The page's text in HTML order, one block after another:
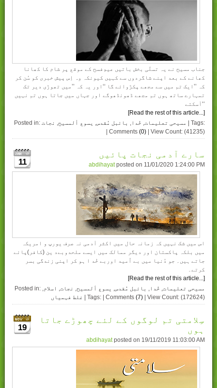
جناب مسیح نے يہ تسلّی بخش باتيں عيدِفسح کے موقع پر شام کا کھانا
کھانے کے بعد اپنے شاگردوں سے کہيں کيونکہ وہ اِس پيش خبری کو سُن کر
کہ ’’ايک تم ميں سے مجھے پکڑوائے گا ‘‘اور يہ کہ ’’ميں تھوڑی دير تک
تمہارے ساتھ ہوں تم مجھے ڈھونڈھوگے اور جہاں ميں جاتا ہوں تم نہيں
آسکتے‘‘
[Read the rest of this article...]
Posted in:
مسیحی تعلیمات, خُدا , بائبل مُقدس, یسوع ألمسیح, نجات
| Tags:
| Comments (0) | View Count: (41235)
11
سارے آدمی نجات پائیں
abdihayatposted on 11/01/2020 1:24:00 PM
اس میں شک نہیں کہ زمانہ حال میں اکثر آدمی نہ صرف یورپ و امریکہ
میں بلکہ پاکستان اور دیگر ممالک میں ایسے ملحدوبےد ین (کافر)پائے
جاتے ہیں۔ جو دُنیا میں بے اُمید اوربے خُد ا ہو کر اپنی زندگی بسر
کرتے۔
[Read the rest of this article...]
Posted in:
مسیحی تعلیمات, خُدا , بائبل مُقدس, یسوع ألمسیح, نجات, اسلام,
غلط فہمیاں
| Tags: | Comments (7) | View Count: (172624)
19
سِلامتی تم لوگوں کے لئے چھوڑے جاتا
ہوں
abdihayatposted on 19/11/2019 11:03:00 AM